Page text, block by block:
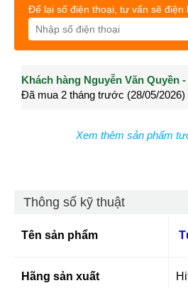
Để lại số điện thoại, tư vấn sẽ điện
Khách hàng Nguyễn Văn Quyền -
Đã mua 2 tháng trước (28/05/2026)
Khách hàng Nguyễn Thành Long
Đã mua 3 tháng trước (27/04/2026)
Xem thêm sản phẩm
Thông số kỹ thuật
Tên sản phẩm
Hãng sản xuất